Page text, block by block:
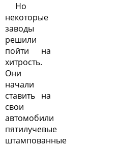
Но
некоторые
заводы
решили
пойти на
хитрость.
Они
начали
ставить на
свои
автомобили
пятилучевые
штампованные